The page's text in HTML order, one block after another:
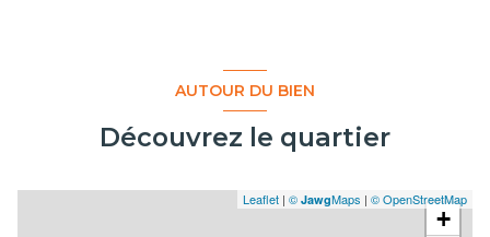
AUTOUR DU BIEN
Découvrez le quartier
+
Leaflet | © JawgMaps | © OpenStreetMap